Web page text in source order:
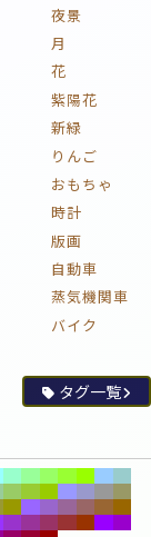
夜景
月
花
紫陽花
新緑
りんご
おもちゃ
時計
版画
自動車
蒸気機関車
バイク
タグ一覧